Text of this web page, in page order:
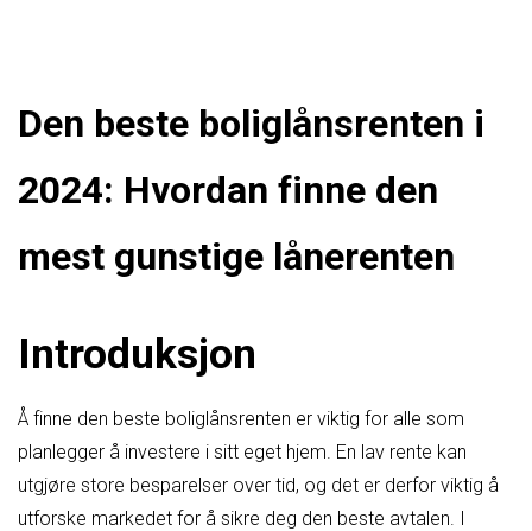
Den beste boliglånsrenten i
2024: Hvordan finne den
mest gunstige lånerenten
Introduksjon
Å finne den beste boliglånsrenten er viktig for alle som
planlegger å investere i sitt eget hjem. En lav rente kan
utgjøre store besparelser over tid, og det er derfor viktig å
utforske markedet for å sikre deg den beste avtalen. I